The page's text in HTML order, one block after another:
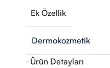
Ek Özellik
Dermokozmetik
Ürün Detayları